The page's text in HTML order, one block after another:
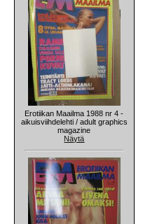
Erotiikan Maailma 1988 nr 4 -
aikuisviihdelehti / adult graphics
magazine
Näytä